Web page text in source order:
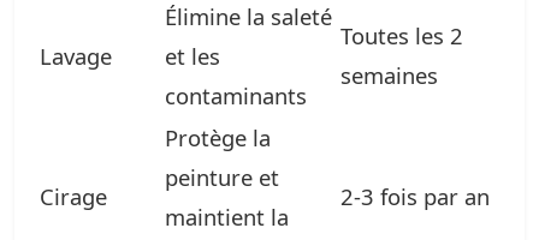
Lavage
Élimine la saleté
et les
contaminants
Toutes les 2
semaines
Cirage
Protège la
peinture et
maintient la
2-3 fois par an